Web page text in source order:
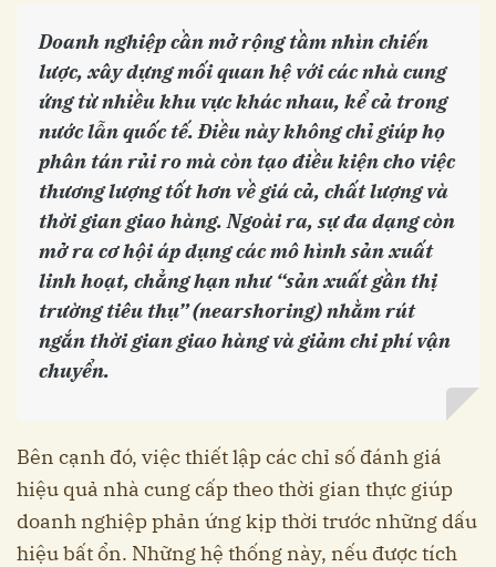
Doanh nghiệp cần mở rộng tầm nhìn chiến
lược, xây dựng mối quan hệ với các nhà cung
ứng từ nhiều khu vực khác nhau, kể cả trong
nước lẫn quốc tế. Điều này không chỉ giúp họ
phân tán rủi ro mà còn tạo điều kiện cho việc
thương lượng tốt hơn về giá cả, chất lượng và
thời gian giao hàng. Ngoài ra, sự đa dạng còn
mở ra cơ hội áp dụng các mô hình sản xuất
linh hoạt, chẳng hạn như “sản xuất gần thị
trường tiêu thụ” (nearshoring) nhằm rút
ngắn thời gian giao hàng và giảm chi phí vận
chuyển.
Bên cạnh đó, việc thiết lập các chỉ số đánh giá
hiệu quả nhà cung cấp theo thời gian thực giúp
doanh nghiệp phản ứng kịp thời trước những dấu
hiệu bất ổn. Những hệ thống này, nếu được tích